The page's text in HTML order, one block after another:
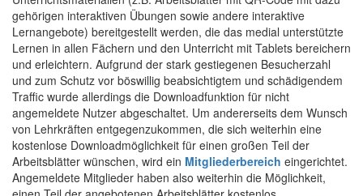
gehörigen interaktiven Übungen sowie andere interaktive
Lernangebote) bereitgestellt werden, die das medial unterstützte
Lernen in allen Fächern und den Unterricht mit Tablets bereichern
und erleichtern. Aufgrund der stark gestiegenen Besucherzahl
und zum Schutz vor böswillig beabsichtigtem und schädigendem
Traffic wurde allerdings die Downloadfunktion für nicht
angemeldete Nutzer abgeschaltet. Um andererseits dem Wunsch
von Lehrkräften entgegenzukommen, die sich weiterhin eine
kostenlose Downloadmöglichkeit für einen großen Teil der
Arbeitsblätter wünschen, wird ein Mitgliederbereich eingerichtet.
Angemeldete Mitglieder haben also weiterhin die Möglichkeit,